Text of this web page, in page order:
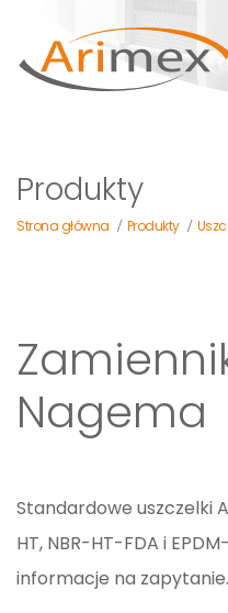
Produkty
Strona główna / Produkty /
Nagema
Standardowe uszczelki
HT, NBR-HT-FDA i
informacje na zapytanie.